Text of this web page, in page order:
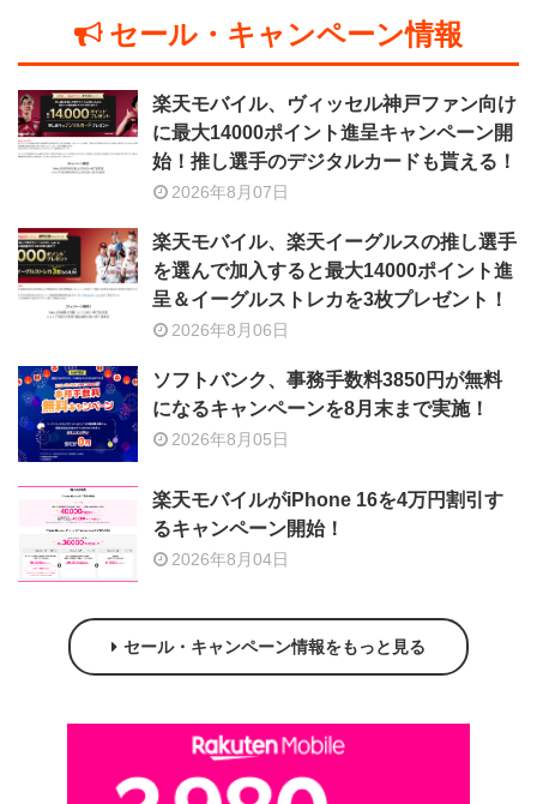
セール・キャンペーン情報
楽天モバイル、ヴィッセル神戸ファン向け
に最大14000ポイント進呈キャンペーン開
始！推し選手のデジタルカードも貰える！
2026年8月07日
楽天モバイル、楽天イーグルスの推し選手
を選んで加入すると最大14000ポイント進
呈＆イーグルストレカを3枚プレゼント！
2026年8月06日
ソフトバンク、事務手数料3850円が無料
になるキャンペーンを8月末まで実施！
2026年8月05日
楽天モバイルがiPhone 16を4万円割引す
るキャンペーン開始！
2026年8月04日
セール・キャンペーン情報をもっと見る